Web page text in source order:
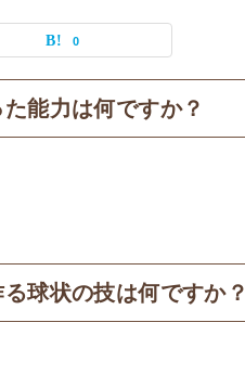
0
能力は何ですか？
球状の技は何ですか？